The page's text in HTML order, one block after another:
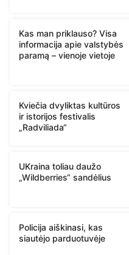
Kas man priklauso? Visa
informacija apie valstybės
paramą – vienoje vietoje
Kviečia dvyliktas kultūros
ir istorijos festivalis
„Radviliada“
UKraina toliau daužo
„Wildberries“ sandėlius
Policija aiškinasi, kas
siautėjo parduotuvėje